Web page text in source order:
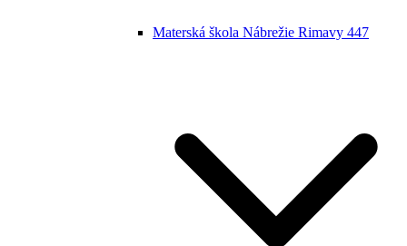
Materská škola Nábrežie Rimavy 447